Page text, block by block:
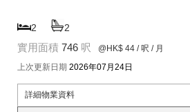
2 2
實用面積 746 呎 @HK$ 44 / 呎 / 月
上次更新日期 2026年07月24日
詳細物業資料